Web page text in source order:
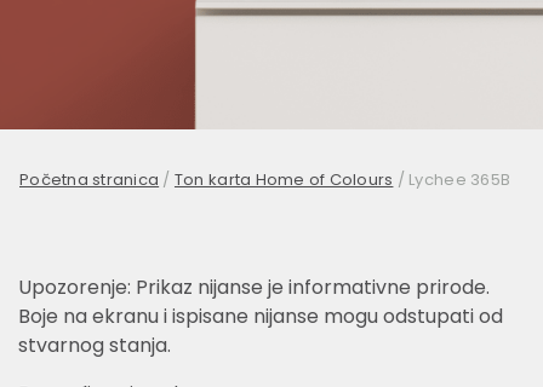
Početna stranica / Ton karta Home of Colours / Lychee 365B
Upozorenje: Prikaz nijanse je informativne prirode.
Boje na ekranu i ispisane nijanse mogu odstupati od
stvarnog stanja.